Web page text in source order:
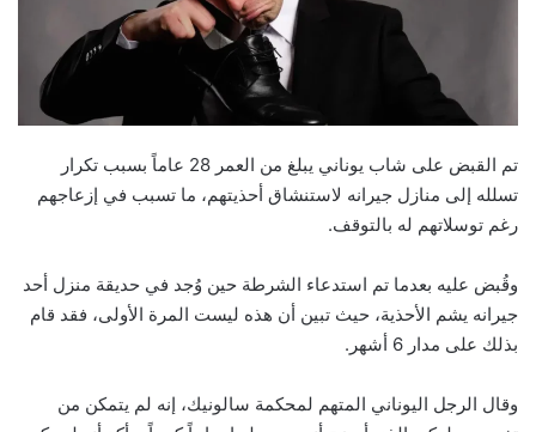
تم القبض على شاب يوناني يبلغ من العمر 28 عاماً بسبب تكرار
تسلله إلى منازل جيرانه لاستنشاق أحذيتهم، ما تسبب في إزعاجهم
رغم توسلاتهم له بالتوقف.
وقُبض عليه بعدما تم استدعاء الشرطة حين وُجد في حديقة منزل أحد
جيرانه يشم الأحذية، حيث تبين أن هذه ليست المرة الأولى، فقد قام
بذلك على مدار 6 أشهر.
وقال الرجل اليوناني المتهم لمحكمة سالونيك، إنه لم يتمكن من